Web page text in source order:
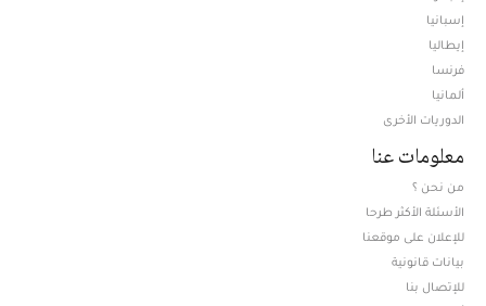
إسبانيا
إيطاليا
فرنسا
ألمانيا
الدوريات الأخرى
معلومات عنا
من نحن ؟
الأسئلة الأكثر طرحا
للإعلان على موقعنا
بيانات قانونية
للإتصال بنا